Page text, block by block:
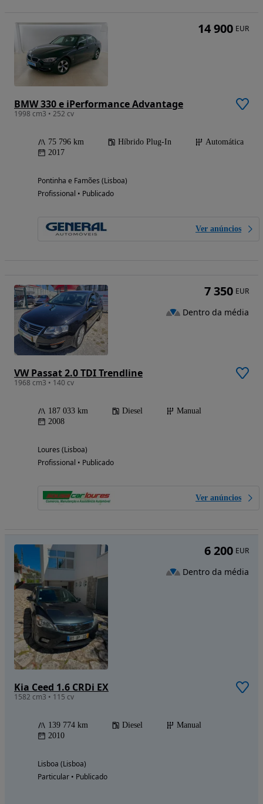
BMW 330 e iPerformance Advantage
1998 cm3 • 252 cv
75 796 km Híbrido Plug-In
Automática
2017
Pontinha e Famões (Lisboa)
Profissional • Publicado
Ver anúncios
14 900 EUR
VW Passat 2.0 TDI Trendline
1968 cm3 • 140 cv
187 033 km Diesel
Manual
2008
Loures (Lisboa)
Profissional • Publicado
Ver anúncios
7 350 EUR
Dentro da média
Kia Ceed 1.6 CRDi EX
1582 cm3 • 115 cv
139 774 km Diesel
Manual
2010
Lisboa (Lisboa)
Particular • Publicado
6 200 EUR
Dentro da média